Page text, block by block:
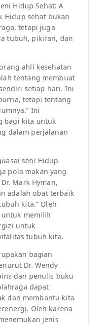
Hidup Sehat: A
Hidup sehat bukan
tetapi juga
tubuh, pikiran, dan
ahli kesehatan
tentang membuat
setiap hari. Ini
tetapi tentang
Ini
bagi kita untuk
dalam perjalanan
seni Hidup
pola makan yang
Mark Hyman,
adalah obat terbaik
kita.” Oleh
memilih
untuk
tubuh kita.
bagian
Dr. Wendy
dan penulis buku
dapat
dan membantu kita
Oleh karena
jenis